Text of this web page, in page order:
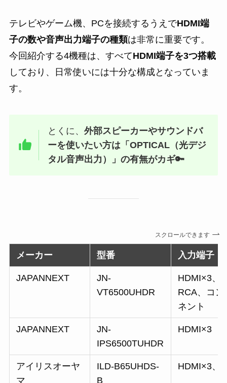
テレビやゲーム機、PCを接続するうえでHDMI端
子の数や音声出力端子の種類は非常に重要です。
今回紹介する4機種は、すべてHDMI端子を3つ搭載
しており、日常使いには十分な構成となっていま
す。
とくに、外部スピーカーやサウンドバ
ーを使いたい方は「OPTICAL（光デジ
タル音声出力）」の有無がカギ🔑
スクロールできます
メーカー 型番 入力端子
JAPANNEXT
JN-
VT6500UHDR
HDMI×3、
RCA、コン
ネント
JAPANNEXT
JN-
IPS6500TUHDR
HDMI×3
アイリスオーヤ
マ
ILD-B65UHDS-
B
HDMI×3、